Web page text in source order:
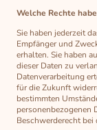
Welche Rechte
Sie haben jederzeit
Empfänger und
erhalten. Sie haben
dieser Daten zu
Datenverarbeitung
für die Zukunft
bestimmten
personenbezogenen
Beschwerderecht